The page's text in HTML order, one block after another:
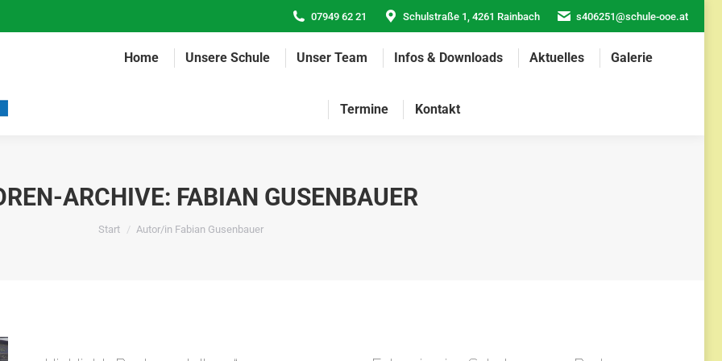
07949 62 21 Schulstraße 1, 4261 Rainbach s406251@schule-ooe.at
Home Unsere Schule Unser Team Infos & Downloads Aktuelles Galerie
Termine Kontakt
ARCHIVE: FABIAN GUSENBAUER
Sie befinden sich hier:
Start Autor/in Fabian Gusenbauer